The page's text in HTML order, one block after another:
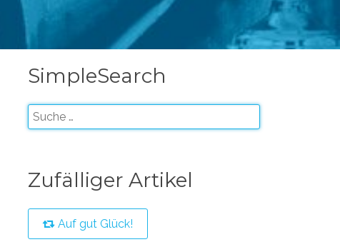
SimpleSearch
Zufälliger Artikel
Auf gut Glück!